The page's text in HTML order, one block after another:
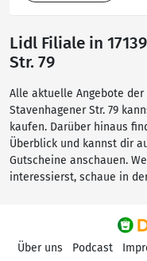
Lidl Filiale in
Str. 79
Alle aktuelle Angebote der
Stavenhagener Str. 79
kaufen. Darüber hinaus
Überblick und kannst dir
Gutscheine anschauen.
interessierst, schaue in
Über uns Podcast